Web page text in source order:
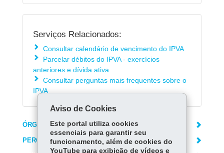
Serviços Relacionados:
Consultar calendário de vencimento do IPVA
Parcelar débitos do IPVA - exercícios
anteriores e dívida ativa
Consultar perguntas mais frequentes sobre o
IPVA
ÓRGÃO RESPONSÁVEL
PERGUNTAS FREQUENTES
Aviso de Cookies
Este portal utiliza cookies
essenciais para garantir seu
funcionamento, além de cookies do
YouTube para exibição de vídeos e